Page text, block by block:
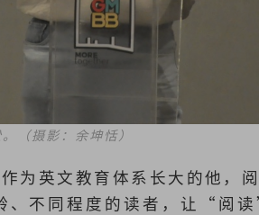
（摄影：余坤恬）
为英文教育体系长大的他，
、不同程度的读者，让“阅